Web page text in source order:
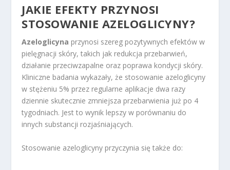
JAKIE EFEKTY PRZYNOSI
STOSOWANIE AZELOGLICYNY?
Azeloglicyna przynosi szereg pozytywnych efektów w
pielęgnacji skóry, takich jak redukcja przebarwień,
działanie przeciwzapalne oraz poprawa kondycji skóry.
Kliniczne badania wykazały, że stosowanie azeloglicyny
w stężeniu 5% przez regularne aplikacje dwa razy
dziennie skutecznie zmniejsza przebarwienia już po 4
tygodniach. Jest to wynik lepszy w porównaniu do
innych substancji rozjaśniających.
Stosowanie azeloglicyny przyczynia się także do: